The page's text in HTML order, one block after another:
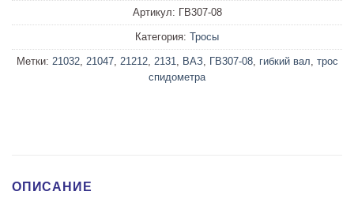
Артикул: ГВ307-08
Категория: Тросы
Метки: 21032, 21047, 21212, 2131, ВАЗ, ГВ307-08, гибкий вал, трос
спидометра
ОПИСАНИЕ